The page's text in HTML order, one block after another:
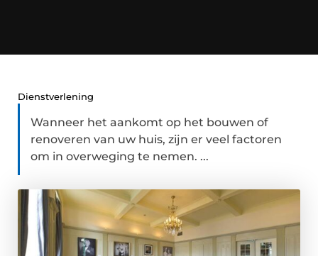
Dienstverlening
Wanneer het aankomt op het bouwen of
renoveren van uw huis, zijn er veel factoren
om in overweging te nemen. ...